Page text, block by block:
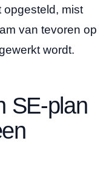
opgesteld, mist
van tevoren op
wordt.
SE-plan